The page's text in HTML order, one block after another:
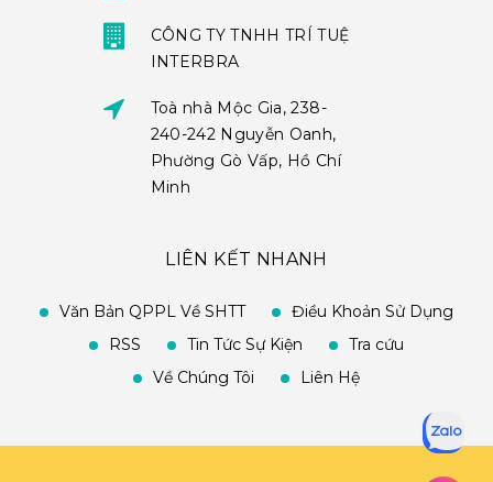
CÔNG TY TNHH TRÍ TUỆ
INTERBRA
Toà nhà Mộc Gia, 238-
240-242 Nguyễn Oanh,
Phường Gò Vấp, Hồ Chí
Minh
LIÊN KẾT NHANH
Văn Bản QPPL Về SHTT
Điều Khoản Sử Dụng
RSS
Tin Tức Sự Kiện
Tra cứu
Về Chúng Tôi
Liên Hệ